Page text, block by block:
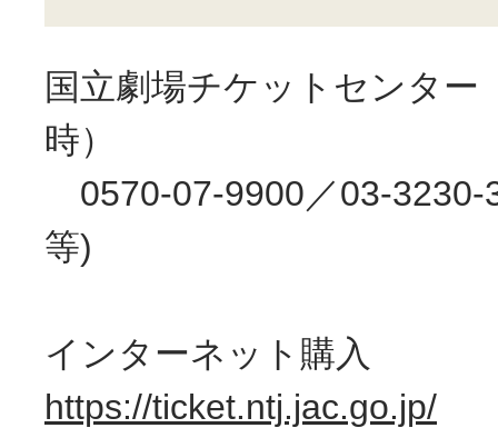
国立劇場チケットセンター
時）
0570-07-9900／03-3230-
等)
インターネット購入
https://ticket.ntj.jac.go.jp/